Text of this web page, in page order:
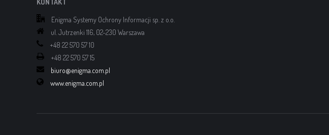
KONTAKT
Enigma Systemy Ochrony Informacji sp. z o.o.
ul. Jutrzenki 116, 02-230 Warszawa
+48 22 570 57 10
+48 22 570 57 15
biuro@enigma.com.pl
www.enigma.com.pl